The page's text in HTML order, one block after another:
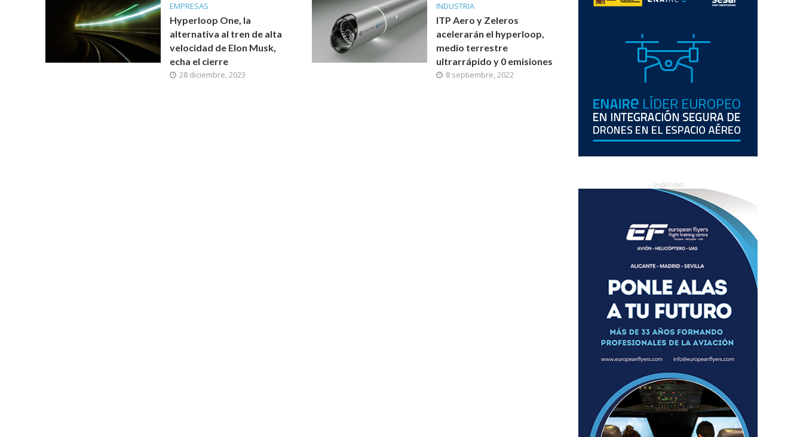
EMPRESAS
Hyperloop One, la
alternativa al tren de alta
velocidad de Elon Musk,
echa el cierre
28 diciembre, 2023
INDUSTRIA
ITP Aero y Zeleros
acelerarán el hyperloop,
medio terrestre
ultrarrápido y 0 emisiones
8 septiembre, 2022